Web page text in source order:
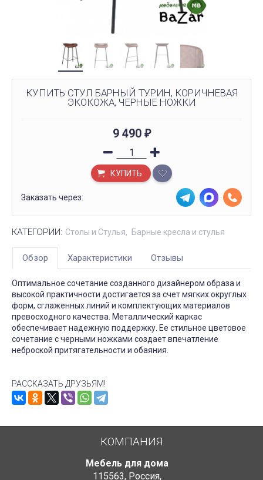
КУПИТЬ СТУЛ БАРНЫЙ ТУРИН, КОРИЧНЕВАЯ
ЭКОКОЖА, ЧЕРНЫЕ НОЖКИ
9 490 ₽
КУПИТЬ
Заказать через:
КАТЕГОРИИ: Столы и Стулья Барные кресла и стулья
Обзор Характеристики Отзывы
Оптимальное сочетание созданного дизайнером образа и
высокой практичности достигается за счет мягких округлых
форм, сглаженных линий и комплектующих материалов
превосходного качества. Металлический каркас
обеспечивает надежную поддержку. Ее стильное цветовое
сочетание с черными ножками создает впечатление
неброской притягательности и обаяния.
РАССКАЗАТЬ ДРУЗЬЯМ!
КОМПАНИЯ
Мебель для дома
115563, Россия,